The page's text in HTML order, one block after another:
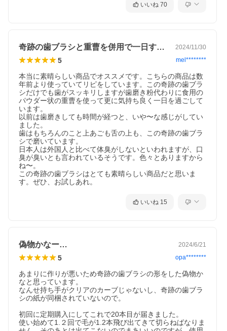
いいね 70
奇跡の歯ブラシと重曹を併用で一日すっきり 2024/11/30
5 mel********
本当に素晴らしい商品でオススメです。こちらの商品は数
年前より使っていてリピをしています。この奇跡の歯ブラ
シだけでも歯がスッキリしますが歯磨き粉代わりに食用の
パウダー状の重曹を使って更に気持ち良く一日を過ごして
います。
以前は歯磨きしても時間が経つと、いや〜な感じがしてい
ました。
歯はもちろんのこと上あごも舌の上も、この奇跡の歯ブラ
シで磨いています。
日本人は外国人と比べて体臭がしないといわれますが、口
臭が臭いとも言われているそうです。色々とありますから
ね〜。
この奇跡の歯ブラシはとても素晴らしい商品だと思いま
す。ぜひ、お試しあれ。
いいね 15
偽物かなー… 2024/6/21
5 opa********
あまりに作りが悪いため奇跡の歯ブラシの形をした偽物か
なと思っています。
なんせ持ち手がクリアのカーブじゃないし、奇跡の歯ブラ
シの紙が同梱されていないので。
初回に定期購入にしてこれで20本目が届きました。
使い始めて1.２回で毛が1.2本飛び出てきて切らねばなりま